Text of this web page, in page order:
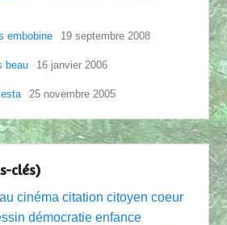
embobine 19 septembre 2008
beau 16 janvier 2006
25 novembre 2005
clés)
cinéma citation citoyen coeur
démocratie enfance